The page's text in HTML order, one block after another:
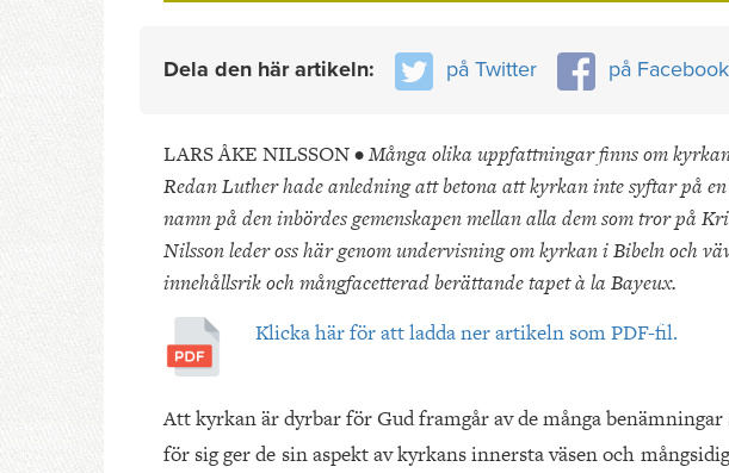
Dela den här artikeln: på Twitter på Facebook
LARS ÅKE NILSSON •Många olika uppfattningar finns om
Redan Luther hade anledning att betona att kyrkan inte syftar på
namn på den inbördes gemenskapen mellan alla dem som tror på
Nilsson leder oss här genom undervisning om kyrkan i Bibeln och
innehållsrik och mångfacetterad berättande tapet à la Bayeux.
Klicka här för att ladda ner artikeln som PDF-fil.
Att kyrkan är dyrbar för Gud framgår av de många
för sig ger de sin aspekt av kyrkans innersta väsen och